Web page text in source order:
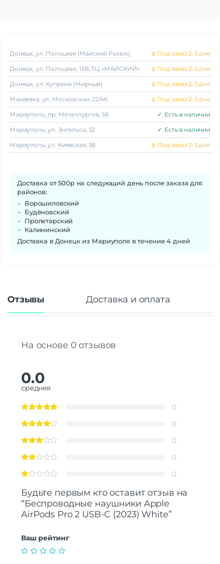
Голосовой набор Да
Донецк, ул. Полоцкая (Майский Рынок) ⧖ Под заказ 2-3 дня
Донецк, ул. Полоцкая, 13В, ТЦ «МАЙСКИЙ» ⧖ Под заказ 2-3 дня
Донецк, ул. Куприна (Мирный) ⧖ Под заказ 2-3 дня
Макеeвка, ул. Московская, 22/46 ⧖ Под заказ 2-3 дня
Мариуполь, пр. Металлургов, 56 ✓ Есть в наличии
Мариуполь, ул. Энгельса, 32 ✓ Есть в наличии
Мариуполь, ул. Киевская, 58 ⧖ Под заказ 2-3 дня
Доставка от 500р на следующий день после заказа для
районов:
Ворошиловский
Будёновский
Пролетарский
Калининский
Доставка в Донецк из Мариуполя в течение 4 дней
Отзывы Доставка и оплата
На основе 0 отзывов
0.0
средняя
0
0
0
0
0
Будьте первым кто оставит отзыв на
“Беспроводные наушники Apple
AirPods Pro 2 USB-C (2023) White”
Ваш рейтинг